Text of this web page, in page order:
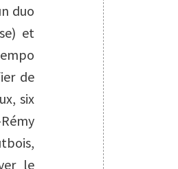
duo
et
de
six
le